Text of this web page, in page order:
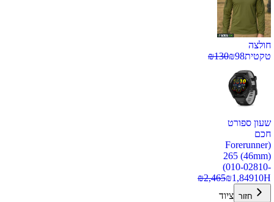
חולצה
טקטית
₪98
₪130
שעון ספורט
חכם
(Forerunner
265 (46mm)
(010-02810-
10H
₪1,849
₪2,465
חזור ציוד